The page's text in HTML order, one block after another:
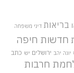
בריאות דיני משפחה
חדשות חיפה
יונה יהב ירושלים יש כתב
חרבות